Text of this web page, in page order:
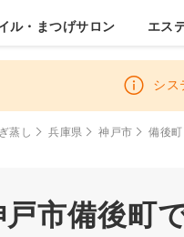
ル・まつげサロン エス
シス
蒸し 兵庫県 神戸市 備後町
戸市備後町